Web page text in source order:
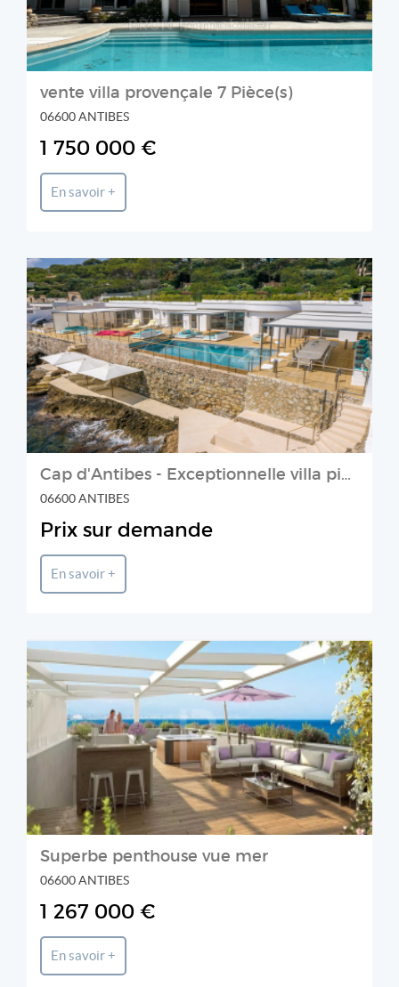
vente villa provençale 7 Pièce(s)
06600 ANTIBES
1 750 000 €
En savoir +
MICHAËL ZINGRAF REAL ESTATE CHRISTIE'S - CAP
D'ANTIBES
Cap d'Antibes - Exceptionnelle villa pieds dans l’eau
06600 ANTIBES
Prix sur demande
En savoir +
BLUE SQUARE
Superbe penthouse vue mer
06600 ANTIBES
1 267 000 €
En savoir +